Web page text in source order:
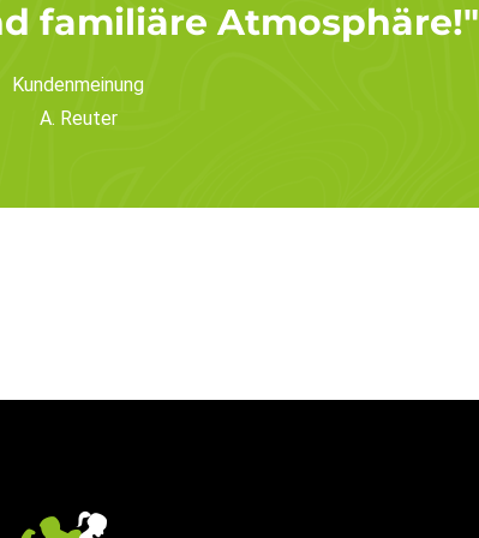
familiäre Atmosphäre!"
Kundenmeinung
A. Reuter